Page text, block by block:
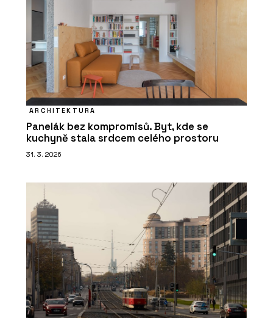
ARCHITEKTURA
Panelák bez kompromisů. Byt, kde se
kuchyně stala srdcem celého prostoru
31. 3. 2026